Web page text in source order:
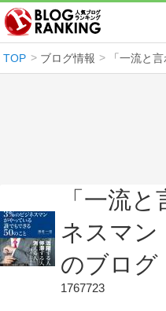
TOP ブログ情報
「一流
ネスマン
のブログ
1767723